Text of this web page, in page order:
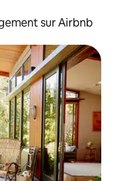
sur Airbnb